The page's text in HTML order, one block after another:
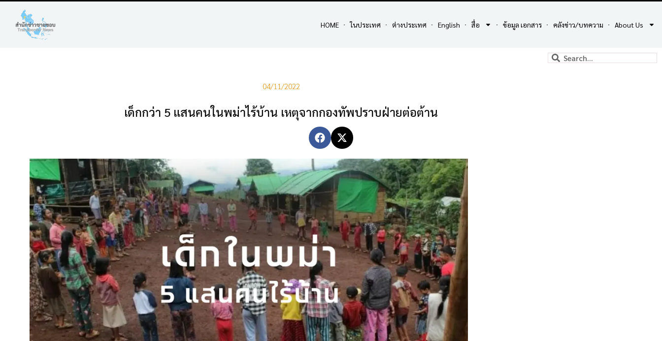
HOME ในประเทศ ต่างประเทศ English สื่อ ข้อมูล เอกสาร คลังข่าว/บทความ About Us
04/11/2022
เด็กกว่า 5 แสนคนในพม่าไร้บ้าน เหตุจากกองทัพปราบฝ่ายต่อต้าน